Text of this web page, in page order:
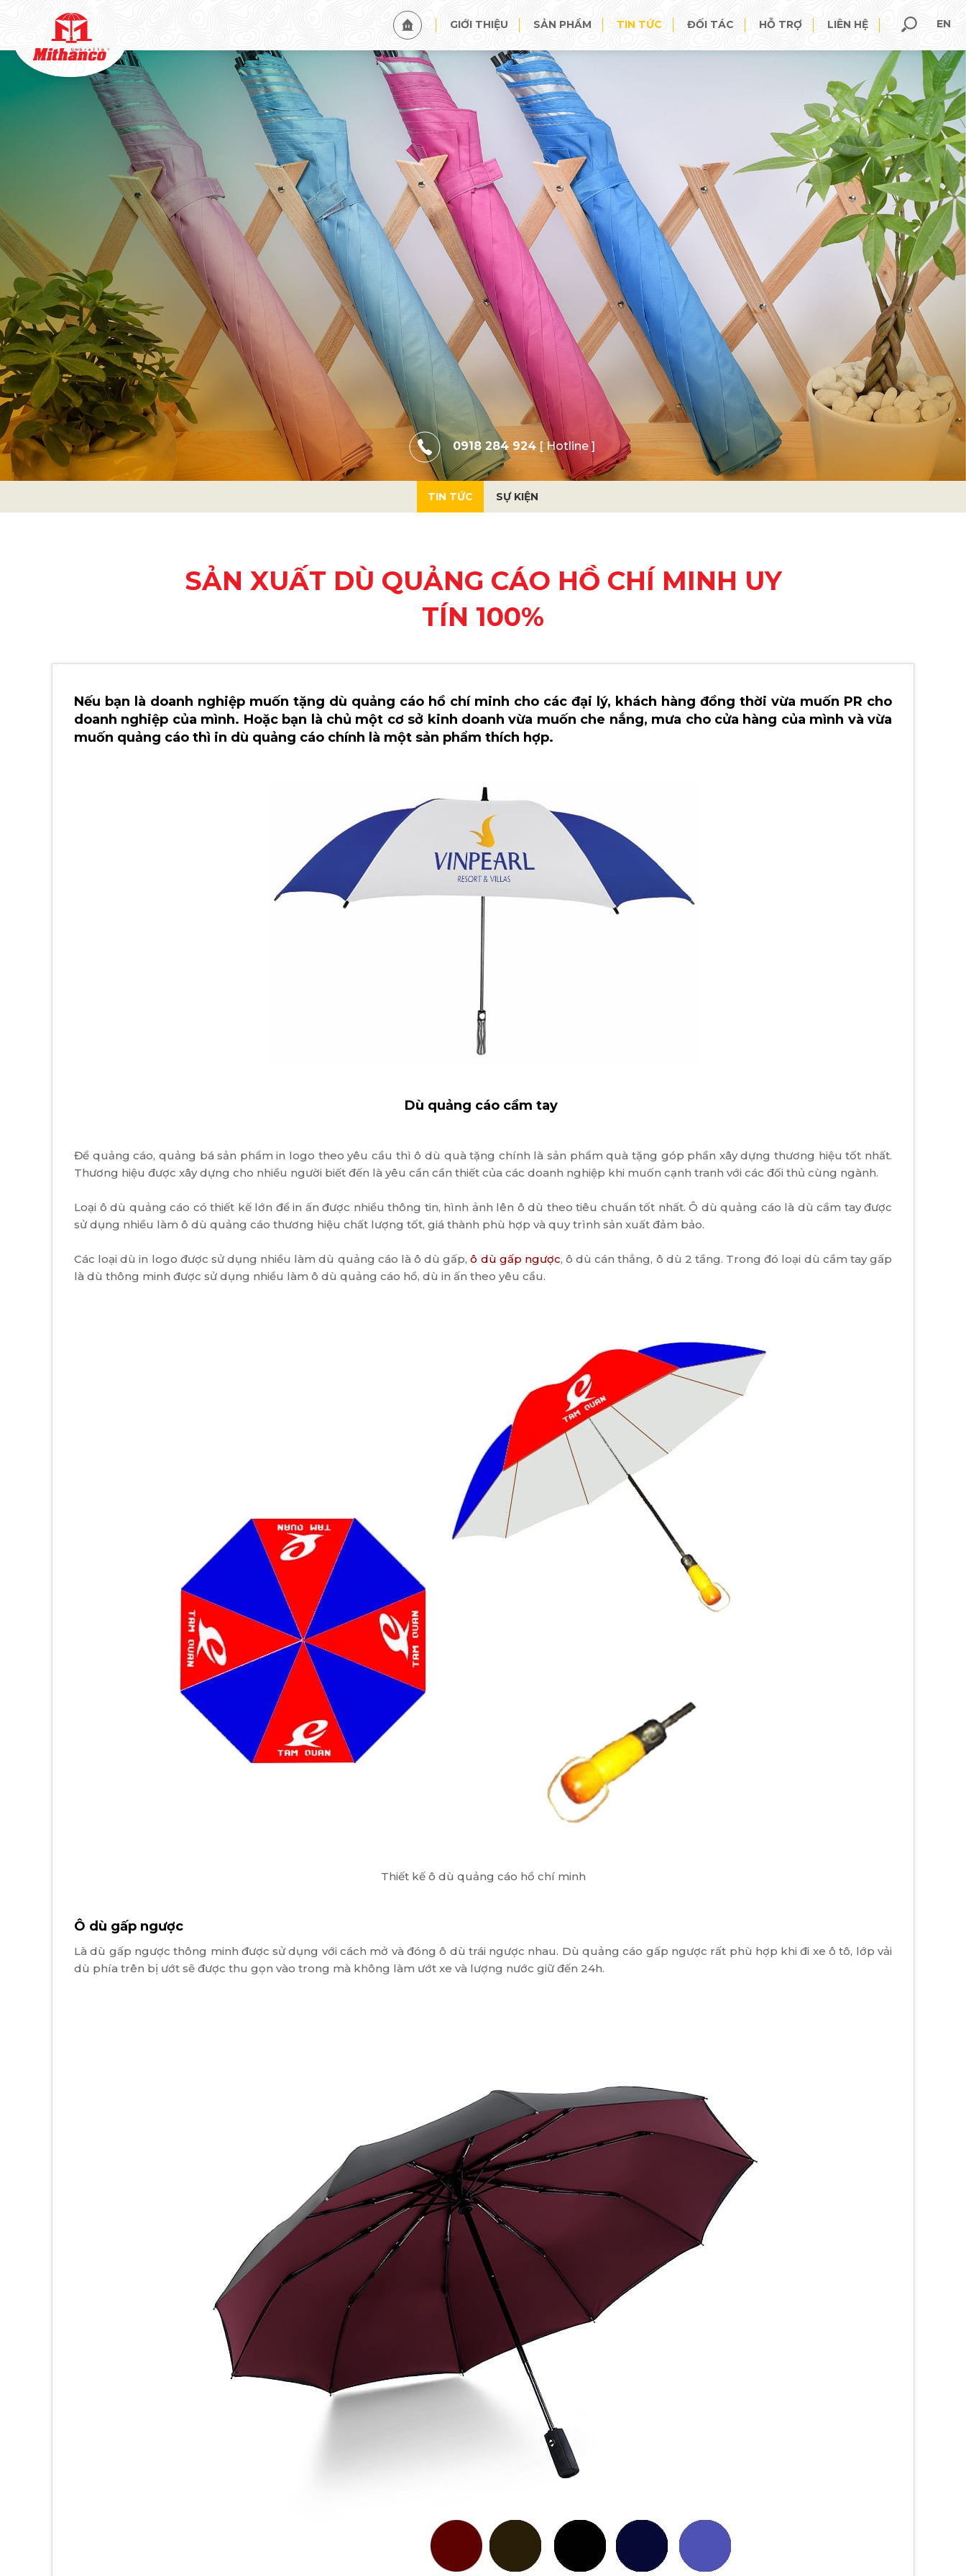
EN
GIỚI THIỆU SẢN PHẨM TIN TỨC ĐỐI TÁC HỖ TRỢ LIÊN HỆ
TIN TỨC SỰ KIỆN
0918 284 924 [ Hotline ]
TIN TỨC SỰ KIỆN
SẢN XUẤT DÙ QUẢNG CÁO HỒ CHÍ MINH UY
TÍN 100%
Nếu bạn là doanh nghiệp muốn tặng dù quảng cáo hồ chí minh cho các đại lý, khách hàng đồng thời vừa muốn PR cho
doanh nghiệp của mình. Hoặc bạn là chủ một cơ sở kinh doanh vừa muốn che nắng, mưa cho cửa hàng của mình và vừa
muốn quảng cáo thì in dù quảng cáo chính là một sản phẩm thích hợp.
Dù quảng cáo cầm tay
Để quảng cáo, quảng bá sản phẩm in logo theo yêu cầu thì ô dù quà tặng chính là sản phẩm quà tặng góp phần xây dựng thương hiệu tốt nhất.
Thương hiệu được xây dựng cho nhiều người biết đến là yêu cần cần thiết của các doanh nghiệp khi muốn cạnh tranh với các đối thủ cùng ngành.
Loại ô dù quảng cáo có thiết kế lớn để in ấn được nhiều thông tin, hình ảnh lên ô dù theo tiêu chuẩn tốt nhất. Ô dù quảng cáo là dù cầm tay được
sử dụng nhiều làm ô dù quảng cáo thương hiệu chất lượng tốt, giá thành phù hợp và quy trình sản xuất đảm bảo.
Các loại dù in logo được sử dụng nhiều làm dù quảng cáo là ô dù gấp,ô dù gấp ngược, ô dù cán thẳng, ô dù 2 tầng. Trong đó loại dù cầm tay gấp
là dù thông minh được sử dụng nhiều làm ô dù quảng cáo hồ, dù in ấn theo yêu cầu.
Thiết kế ô dù quảng cáo hồ chí minh
Ô dù gấp ngược
Là dù gấp ngược thông minh được sử dụng với cách mở và đóng ô dù trái ngược nhau. Dù quảng cáo gấp ngược rất phù hợp khi đi xe ô tô, lớp vải
dù phía trên bị ướt sẽ được thu gọn vào trong mà không làm ướt xe và lượng nước giữ đến 24h.